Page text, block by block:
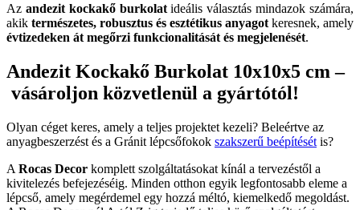
Az andezit kockakő burkolatideális választás mindazok számára,
akik természetes, robusztus és esztétikus anyagot keresnek, amely
évtizedeken át megőrzi funkcionalitását és megjelenését.
Andezit Kockakő Burkolat 10x10x5 cm –
vásároljon közvetlenül a gyártótól!
Olyan céget keres, amely a teljes projektet kezeli? Beleértve az
anyagbeszerzést és a Gránit lépcsőfokok szakszerű beépítését is?
A Rocas Decor komplett szolgáltatásokat kínál a tervezéstől a
kivitelezés befejezéséig. Minden otthon egyik legfontosabb eleme a
lépcső, amely megérdemel egy hozzá méltó, kiemelkedő megoldást.